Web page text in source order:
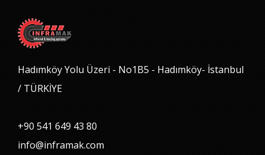
Hadımköy Yolu Üzeri - No1B5 - Hadımköy- İstanbul
/ TÜRKİYE
+90 541 649 43 80
info@inframak.com